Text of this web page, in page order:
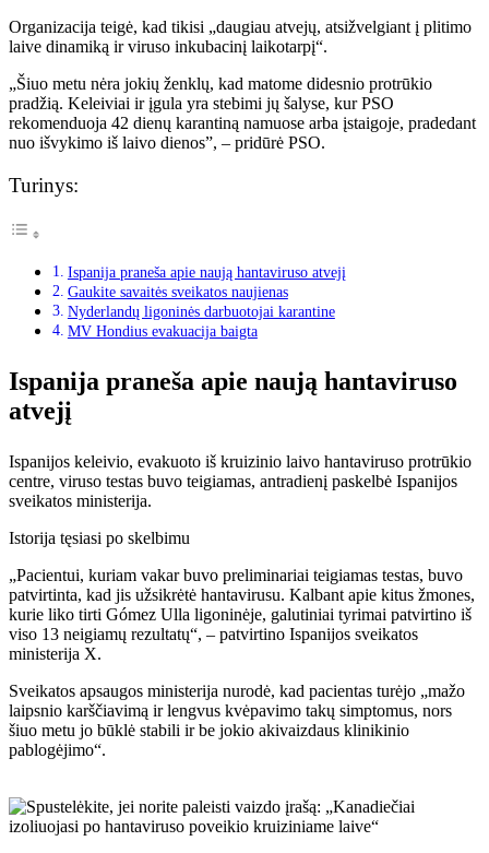
Organizacija teigė, kad tikisi „daugiau atvejų, atsižvelgiant į plitimo
laive dinamiką ir viruso inkubacinį laikotarpį“.
„Šiuo metu nėra jokių ženklų, kad matome didesnio protrūkio
pradžią. Keleiviai ir įgula yra stebimi jų šalyse, kur PSO
rekomenduoja 42 dienų karantiną namuose arba įstaigoje, pradedant
nuo išvykimo iš laivo dienos”, – pridūrė PSO.
Turinys:
Ispanija praneša apie naują hantaviruso atvejį
Gaukite savaitės sveikatos naujienas
Nyderlandų ligoninės darbuotojai karantine
MV Hondius evakuacija baigta
Ispanija praneša apie naują hantaviruso
atvejį
Ispanijos keleivio, evakuoto iš kruizinio laivo hantaviruso protrūkio
centre, viruso testas buvo teigiamas, antradienį paskelbė Ispanijos
sveikatos ministerija.
Istorija tęsiasi po skelbimu
„Pacientui, kuriam vakar buvo preliminariai teigiamas testas, buvo
patvirtinta, kad jis užsikrėtė hantavirusu. Kalbant apie kitus žmones,
kurie liko tirti Gómez Ulla ligoninėje, galutiniai tyrimai patvirtino iš
viso 13 neigiamų rezultatų“, – patvirtino Ispanijos sveikatos
ministerija X.
Sveikatos apsaugos ministerija nurodė, kad pacientas turėjo „mažo
laipsnio karščiavimą ir lengvus kvėpavimo takų simptomus, nors
šiuo metu jo būklė stabili ir be jokio akivaizdaus klinikinio
pablogėjimo“.